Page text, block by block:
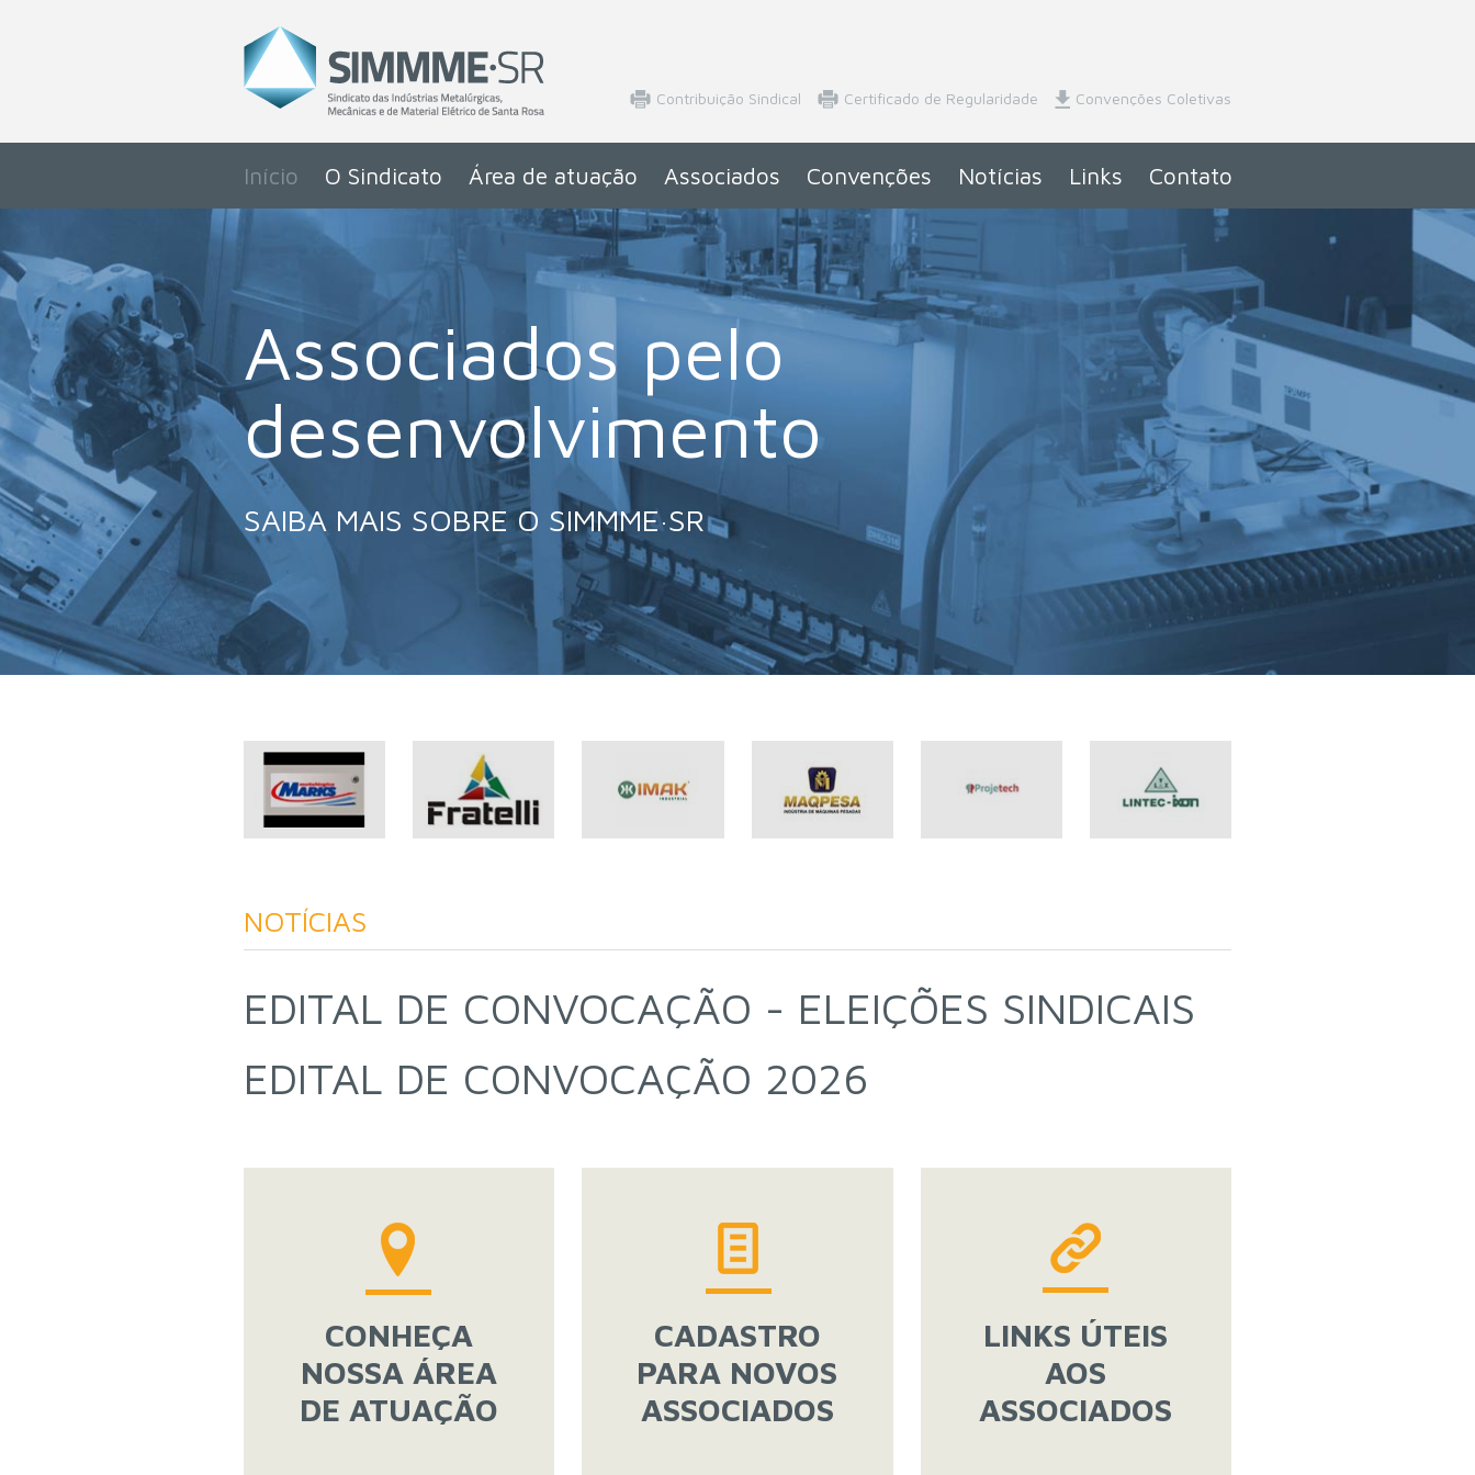
Contribuição Sindical Certificado de Regularidade Convenções Coletivas
Início O Sindicato Área de atuação Associados Convenções Notícias Links Contato
Associados pelo
desenvolvimento
SAIBA MAIS SOBRE O SIMMME·SR
NOTÍCIAS
EDITAL DE CONVOCAÇÃO - ELEIÇÕES SINDICAIS
EDITAL DE CONVOCAÇÃO 2026
CONHEÇA
NOSSA ÁREA
DE ATUAÇÃO
CADASTRO
PARA NOVOS
ASSOCIADOS
LINKS ÚTEIS
AOS
ASSOCIADOS